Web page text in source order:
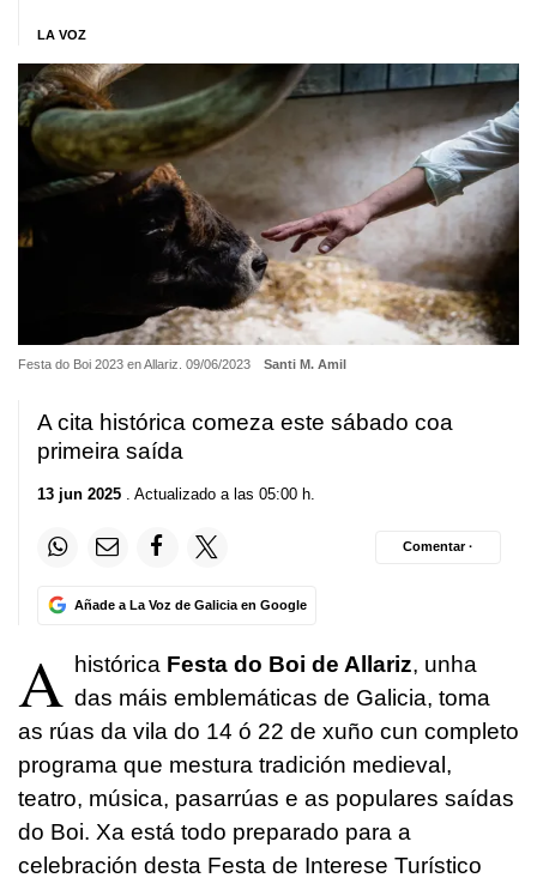
LA VOZ
Festa do Boi 2023 en Allariz. 09/06/2023 Santi M. Amil
A cita histórica comeza este sábado coa
primeira saída
13 jun 2025 . Actualizado a las 05:00 h.
Añade a La Voz de Galicia en Google
Comentar ·
A histórica Festa do Boi de Allariz, unha
das máis emblemáticas de Galicia, toma
as rúas da vila do 14 ó 22 de xuño cun completo
programa que mestura tradición medieval,
teatro, música, pasarrúas e as populares saídas
do Boi. Xa está todo preparado para a
celebración desta Festa de Interese Turístico